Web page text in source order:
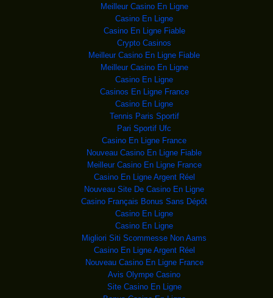
l'assassinat des acti
ROUMANIE: LE PREMIER
Le Premier ministre
roumain Victor Ponta (C)
USA TIRE SON EPINGLE
Un F-16 sur une
base irakienne (ouest de Bag
MORT D’UN PALE
Le point de contrôle de
Qalandia le 15 août
LIBYE: CINQ MORTS DA
Des soldats libyens
fidèles au gouvernement
AU FOND DES MINES SU
Bernice Motsieloa,
chef de quart dans la mine
Le président congolais
MEXIQUE: NOUVELLE ÉV
La prison
d'Altiplano le 12 juillet 2015, d'
AFGHANISTAN: AU MOIN
Un soldat afghan
stationné à un barrage dans l
La CPI est discrédit
Commémoration du 17
juillet, Journée de la justice
FIFA, la liste s&rsq;
Le 17 juin, le procureur
général suisse,
Président angolais s
Ministre Bornito de
Meilleur Casino En Ligne
Casino En Ligne
Casino En Ligne Fiable
Crypto Casinos
Meilleur Casino En Ligne Fiable
Meilleur Casino En Ligne
Casino En Ligne
Casinos En Ligne France
Casino En Ligne
Tennis Paris Sportif
Pari Sportif Ufc
Casino En Ligne France
Nouveau Casino En Ligne Fiable
Meilleur Casino En Ligne France
Casino En Ligne Argent Réel
Nouveau Site De Casino En Ligne
Casino Français Bonus Sans Dépôt
Casino En Ligne
Casino En Ligne
Migliori Siti Scommesse Non Aams
Casino En Ligne Argent Réel
Nouveau Casino En Ligne France
Avis Olympe Casino
Site Casino En Ligne